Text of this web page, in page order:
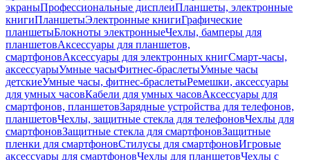
экраныПрофессиональные дисплеиПланшеты, электронные
книгиПланшетыЭлектронные книгиГрафические
планшетыБлокноты электронныеЧехлы, бамперы для
планшетовАксессуары для планшетов,
смартфоновАксессуары для электронных книгСмарт-часы,
аксессуарыУмные часыФитнес-браслетыУмные часы
детскиеУмные часы, фитнес-браслетыРемешки, аксессуары
для умных часовКабели для умных часовАксессуары для
смартфонов, планшетовЗарядные устройства для телефонов,
планшетовЧехлы, защитные стекла для телефоновЧехлы для
смартфоновЗащитные стекла для смартфоновЗащитные
пленки для смартфоновСтилусы для смартфоновИгровые
аксессуары для смартфоновЧехлы для планшетовЧехлы с